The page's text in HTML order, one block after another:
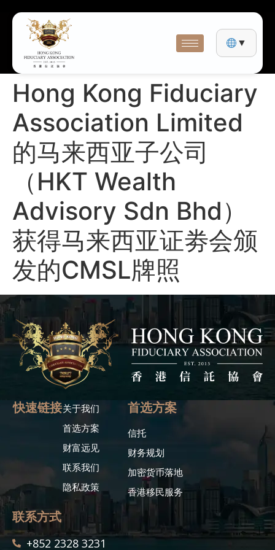
▼
Hong Kong Fiduciary
Association Limited
的马来西亚子公司
（HKT Wealth
Advisory Sdn Bhd）
获得马来西亚证劵会颁
发的CMSL牌照
快速链接关于我们
首选方案
财富远见
联系我们
隐私政策
首选方案
信托
财务规划
加密货币落地
香港移民服务
联系方式
+852 2328 3231